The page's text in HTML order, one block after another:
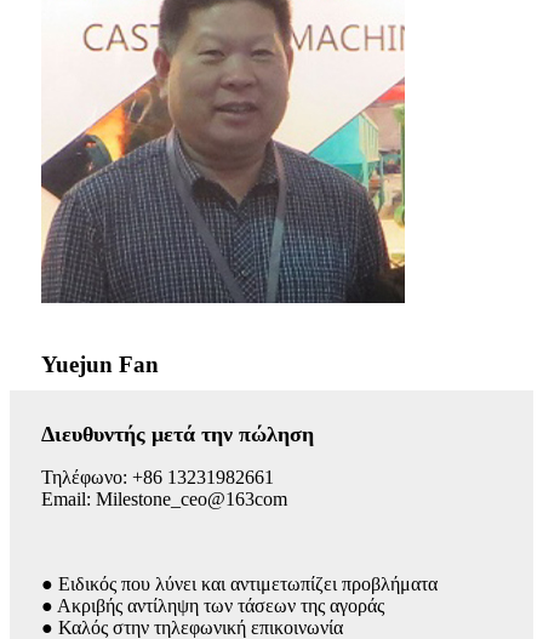
Yuejun Fan
Διευθυντής μετά την πώληση
Τηλέφωνο: +86 13231982661
Email: Milestone_ceo@163com
● Ειδικός που λύνει και αντιμετωπίζει προβλήματα
● Ακριβής αντίληψη των τάσεων της αγοράς
● Καλός στην τηλεφωνική επικοινωνία